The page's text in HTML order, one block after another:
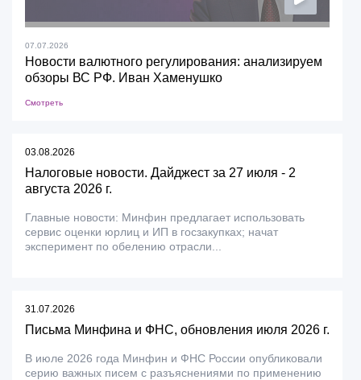
07.07.2026
Новости валютного регулирования: анализируем
обзоры ВС РФ. Иван Хаменушко
Смотреть
03.08.2026
Налоговые новости. Дайджест за 27 июля - 2
августа 2026 г.
Главные новости: Минфин предлагает использовать
сервис оценки юрлиц и ИП в госзакупках; начат
эксперимент по обелению отрасли...
31.07.2026
Письма Минфина и ФНС, обновления июля 2026 г.
В июле 2026 года Минфин и ФНС России опубликовали
серию важных писем с разъяснениями по применению